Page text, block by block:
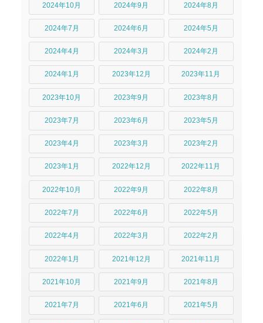
2024年10月 2024年9月 2024年8月
2024年7月 2024年6月 2024年5月
2024年4月 2024年3月 2024年2月
2024年1月 2023年12月 2023年11月
2023年10月 2023年9月 2023年8月
2023年7月 2023年6月 2023年5月
2023年4月 2023年3月 2023年2月
2023年1月 2022年12月 2022年11月
2022年10月 2022年9月 2022年8月
2022年7月 2022年6月 2022年5月
2022年4月 2022年3月 2022年2月
2022年1月 2021年12月 2021年11月
2021年10月 2021年9月 2021年8月
2021年7月 2021年6月 2021年5月